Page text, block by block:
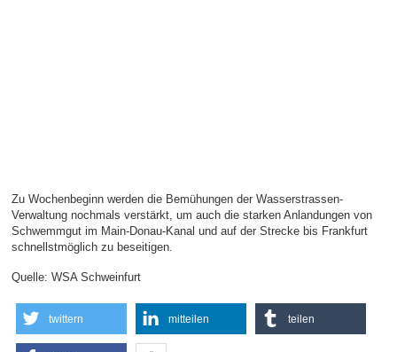
Zu Wochenbeginn werden die Bemühungen der Wasserstrassen-
Verwaltung nochmals verstärkt, um auch die starken Anlandungen von
Schwemmgut im Main-Donau-Kanal und auf der Strecke bis Frankfurt
schnellstmöglich zu beseitigen.
Quelle: WSA Schweinfurt
twittern mitteilen teilen